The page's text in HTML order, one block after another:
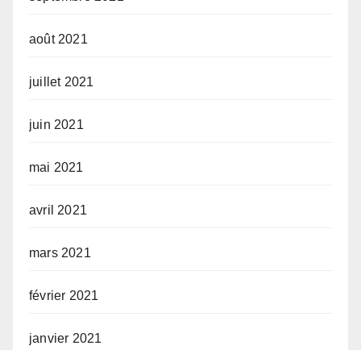
août 2021
juillet 2021
juin 2021
mai 2021
avril 2021
mars 2021
février 2021
janvier 2021